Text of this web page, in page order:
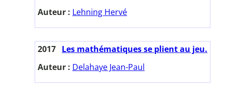
Auteur : Lehning Hervé
2017 Les mathématiques se plient au jeu.
Auteur : Delahaye Jean-Paul